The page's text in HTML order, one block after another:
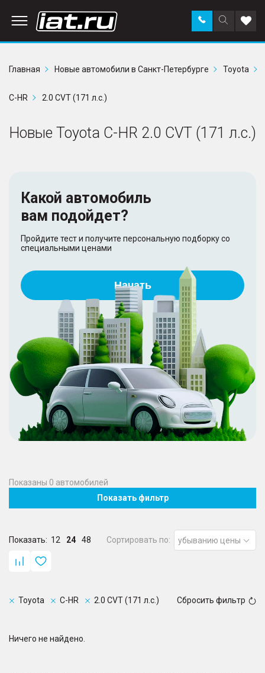
Поиск
по
Заказать
звонок в
Главная
Новые автомобили в Санкт-Петербурге Toyota
C-HR 2.0 CVT (171 л.с.)
Новые Toyota C-HR 2.0 CVT (171 л.с.)
Какой автомобиль
вам подойдет?
Пройдите тест и получите персональную подборку со
специальными ценами
Начать
Показаны 0 автомобилей
Показать фильтр
Показать: 12 24 48 Сортировать по: убыванию цены
Toyota C-HR 2.0 CVT (171 л.с.) Сбросить фильтр
Ничего не найдено.